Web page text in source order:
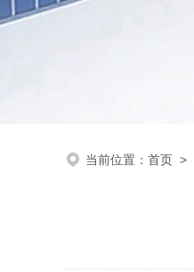
当前位置： 首页 >